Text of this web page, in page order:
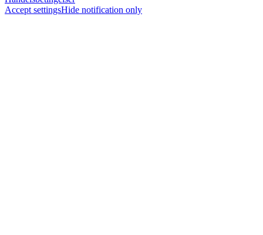
Accept settingsHide notification only